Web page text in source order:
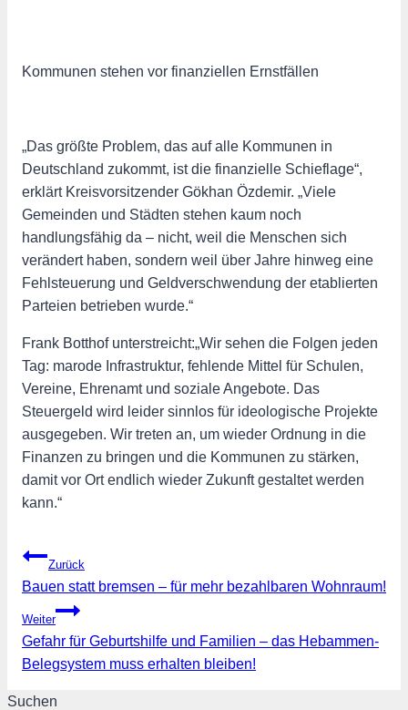
Kommunen stehen vor finanziellen Ernstfällen
„Das größte Problem, das auf alle Kommunen in
Deutschland zukommt, ist die finanzielle Schieflage“,
erklärt Kreisvorsitzender Gökhan Özdemir. „Viele
Gemeinden und Städten stehen kaum noch
handlungsfähig da – nicht, weil die Menschen sich
verändert haben, sondern weil über Jahre hinweg eine
Fehlsteuerung und Geldverschwendung der etablierten
Parteien betrieben wurde.“
Frank Botthof unterstreicht:„Wir sehen die Folgen jeden
Tag: marode Infrastruktur, fehlende Mittel für Schulen,
Vereine, Ehrenamt und soziale Angebote. Das
Steuergeld wird leider sinnlos für ideologische Projekte
ausgegeben. Wir treten an, um wieder Ordnung in die
Finanzen zu bringen und die Kommunen zu stärken,
damit vor Ort endlich wieder Zukunft gestaltet werden
kann.“
Beitragsnavigation
Zurück
Bauen statt bremsen – für mehr bezahlbaren Wohnraum!
Weiter
Gefahr für Geburtshilfe und Familien – das Hebammen-
Belegsystem muss erhalten bleiben!
Suchen